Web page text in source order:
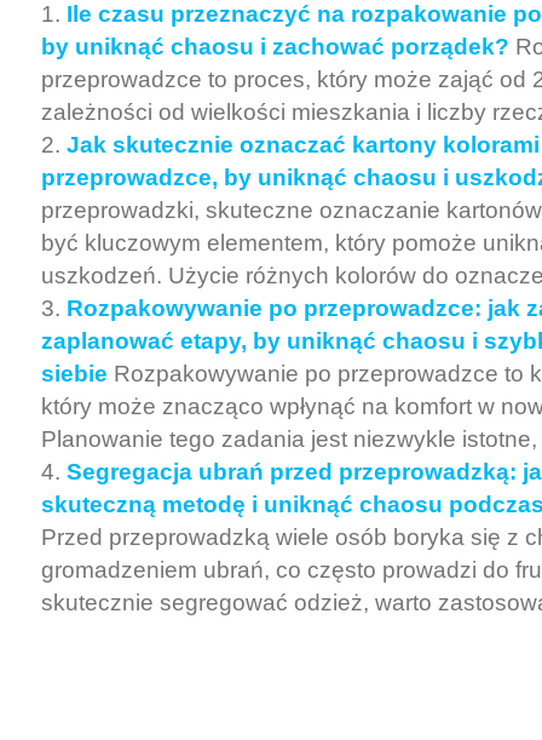
Ile czasu przeznaczyć na rozpakowanie
by uniknąć chaosu i zachować porządek?
przeprowadzce to proces, który może zająć od
zależności od wielkości mieszkania i liczby
Jak skutecznie oznaczać kartony
przeprowadzce, by uniknąć chaosu i
przeprowadzki, skuteczne oznaczanie
być kluczowym elementem, który pomoże
uszkodzeń. Użycie różnych kolorów do
Rozpakowywanie po przeprowadzce: jak
zaplanować etapy, by uniknąć chaosu i
siebie Rozpakowywanie po przeprowadzce to
który może znacząco wpłynąć na komfort w
Planowanie tego zadania jest niezwykle
Segregacja ubrań przed przeprowadzką:
skuteczną metodę i uniknąć chaosu
Przed przeprowadzką wiele osób boryka się z
gromadzeniem ubrań, co często prowadzi do
skutecznie segregować odzież, warto